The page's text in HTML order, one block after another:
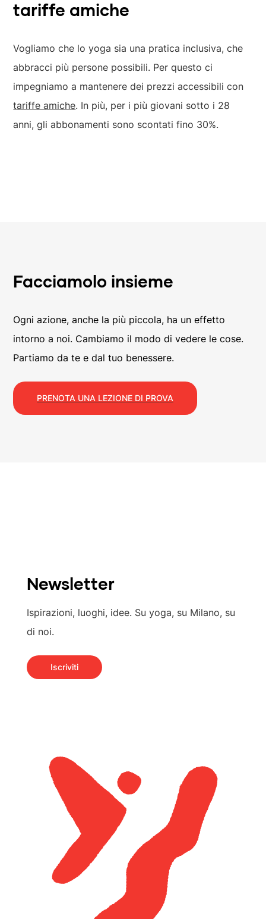
tariffe amiche
Vogliamo che lo yoga sia una pratica inclusiva, che
abbracci più persone possibili. Per questo ci
impegniamo a mantenere dei prezzi accessibili con
tariffe amiche. In più, per i più giovani sotto i 28
anni, gli abbonamenti sono scontati fino 30%.
Facciamolo insieme
Ogni azione, anche la più piccola, ha un effetto
intorno a noi. Cambiamo il modo di vedere le cose.
Partiamo da te e dal tuo benessere.
PRENOTA UNA LEZIONE DI PROVA
Newsletter
Ispirazioni, luoghi, idee. Su yoga, su Milano, su
di noi.
Iscriviti